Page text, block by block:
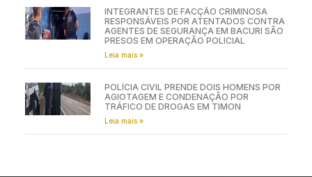
INTEGRANTES DE FACÇÃO CRIMINOSA
RESPONSÁVEIS POR ATENTADOS CONTRA
AGENTES DE SEGURANÇA EM BACURI SÃO
PRESOS EM OPERAÇÃO POLICIAL
Leia mais »
POLÍCIA CIVIL PRENDE DOIS HOMENS POR
AGIOTAGEM E CONDENAÇÃO POR
TRÁFICO DE DROGAS EM TIMON
Leia mais »